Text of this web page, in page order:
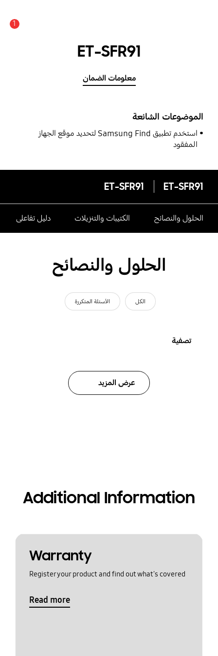
1
ET-SFR91
معلومات الضمان
الموضوعات الشائعة
استخدم تطبيق Samsung Find لتحديد موقع الجهاز
المفقود
ET-SFR91
ET-SFR91
الحلول والنصائح الكتيبات والتنزيلات دليل تفاعلى
الحلول والنصائح
الكل الأسئلة المتكررة
تصفية
عرض المزيد
Additional Information
Warranty
Register your product and find out what's covered
Read more